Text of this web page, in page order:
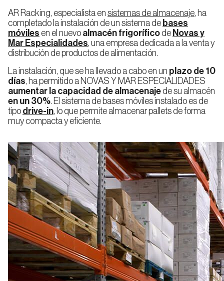
Rack
de
Doble
Rack
Drive
in
Rack
de
Bases
Móviles
Rack
Dinámico
por
gravedad
(FIFO)
Sistema
Automatizado
Miniload
Almacenaje
en Frío
Ingenieria
de
Inspección
AR Racking, especialista en sistemas de almacenaje, ha
completado la instalación de un sistema de bases
móviles en el nuevo almacén frigoríficode Novas y
Mar Especialidades, una empresa dedicada a la venta y
distribución de productos de alimentación.
La instalación, que se ha llevado a cabo en un plazo de 10
días, ha permitido a NOVAS Y MAR ESPECIALIDADES
aumentar la capacidad de almacenajede su almacén
en un 30%. El sistema de bases móviles instalado es de
tipo drive-in, lo que permite almacenar pallets de forma
muy compacta y eficiente.